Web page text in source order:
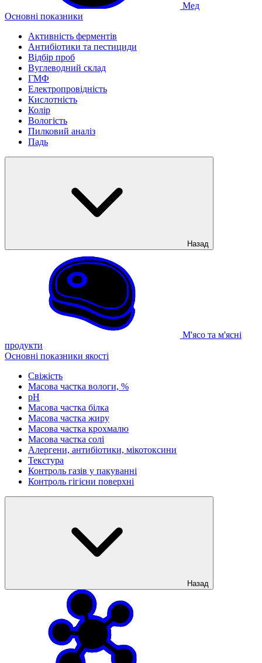
Мед
Основні показники
Активність ферментів
Антибіотики та пестициди
Відбір проб
Вуглеводний склад
ГМФ
Електропровідність
Кислотність
Колір
Вологість
Пилковий аналіз
Падь
Назад
М'ясо та м'ясні
продукти
Основні показники якості
Свіжість
Масова частка вологи, %
рН
Масова частка білка
Масова частка жиру
Масова частка крохмалю
Масова частка солі
Алергени, антибіотики, мікотоксини
Текстура
Контроль газів у пакуванні
Контроль гігієни поверхні
Назад